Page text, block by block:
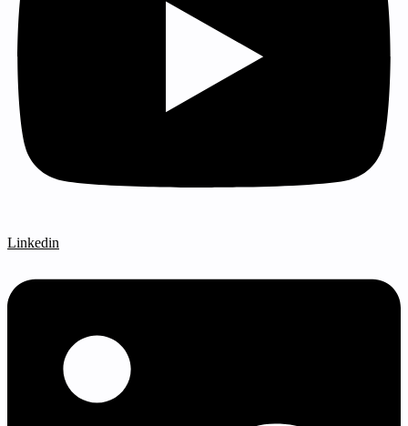
Linkedin